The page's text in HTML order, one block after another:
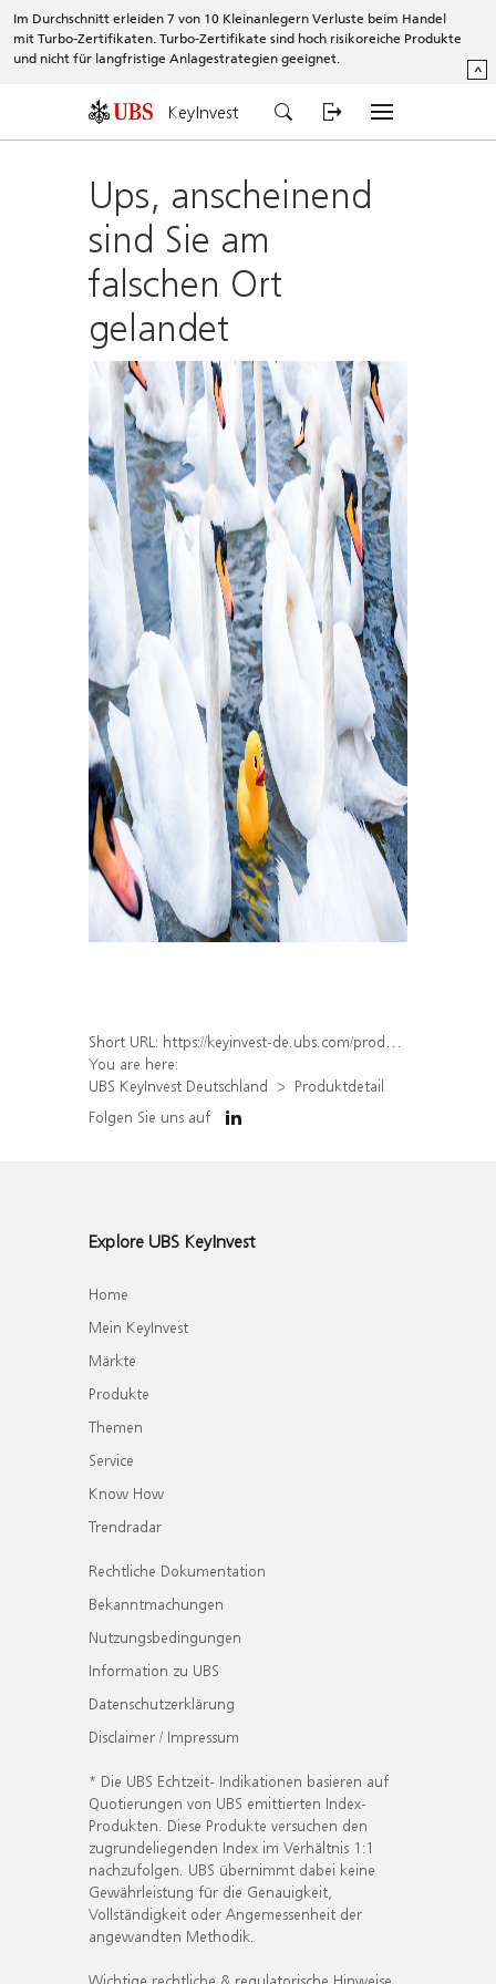
Im Durchschnitt erleiden 7 von 10 Kleinanlegern Verluste beim Handel
mit Turbo-Zertifikaten. Turbo-Zertifikate sind hoch risikoreiche Produkte
und nicht für langfristige Anlagestrategien geeignet.
^
KeyInvest
Ups, anscheinend
sind Sie am
falschen Ort
gelandet
Short URL: https://keyinvest-de.ubs.com/produkt/detail/index/isin/DE000WA6JGW0
You are here:
UBS KeyInvest Deutschland
Produktdetail
Folgen Sie uns auf
Explore UBS KeyInvest
Home
Mein KeyInvest
Märkte
Produkte
Themen
Service
Know How
Trendradar
Rechtliche Dokumentation
Bekanntmachungen
Nutzungsbedingungen
Information zu UBS
Datenschutzerklärung
Disclaimer / Impressum
* Die UBS Echtzeit- Indikationen basieren auf
Quotierungen von UBS emittierten Index-
Produkten. Diese Produkte versuchen den
zugrundeliegenden Index im Verhältnis 1:1
nachzufolgen. UBS übernimmt dabei keine
Gewährleistung für die Genauigkeit,
Vollständigkeit oder Angemessenheit der
angewandten Methodik.